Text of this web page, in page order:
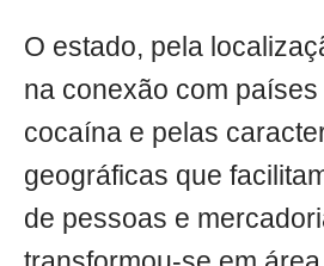
O estado, pela
na conexão com
cocaína e pelas
geográficas que
de pessoas e